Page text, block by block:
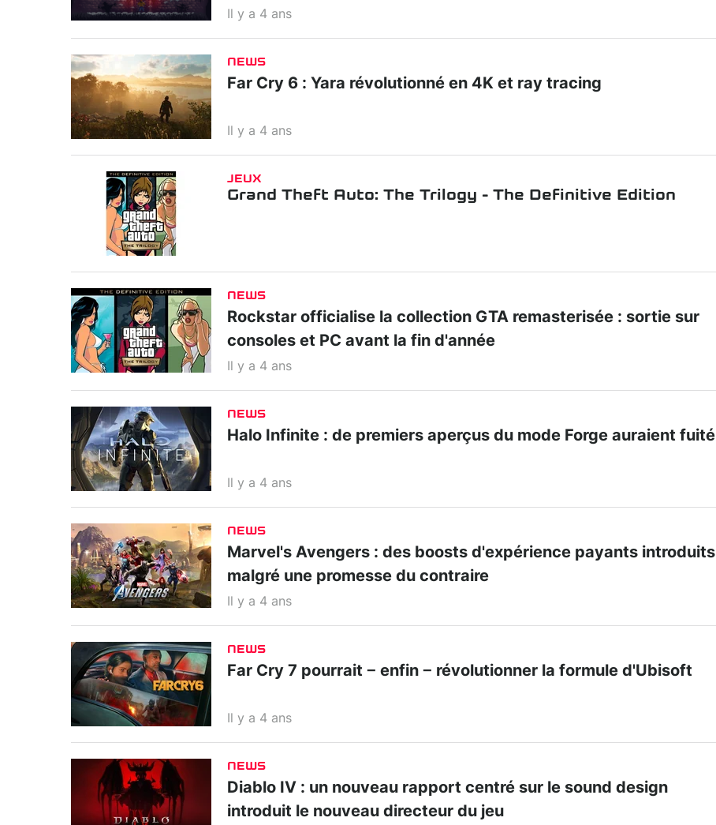
Il y a 4 ans
NEWS
Far Cry 6 : Yara révolutionné en 4K et ray tracing
Il y a 4 ans
JEUX
Grand Theft Auto: The Trilogy - The Definitive Edition
NEWS
Rockstar officialise la collection GTA remasterisée : sortie sur
consoles et PC avant la fin d'année
Il y a 4 ans
NEWS
Halo Infinite : de premiers aperçus du mode Forge auraient fuité
Il y a 4 ans
NEWS
Marvel's Avengers : des boosts d'expérience payants introduits
malgré une promesse du contraire
Il y a 4 ans
NEWS
Far Cry 7 pourrait − enfin − révolutionner la formule d'Ubisoft
Il y a 4 ans
NEWS
Diablo IV : un nouveau rapport centré sur le sound design
introduit le nouveau directeur du jeu